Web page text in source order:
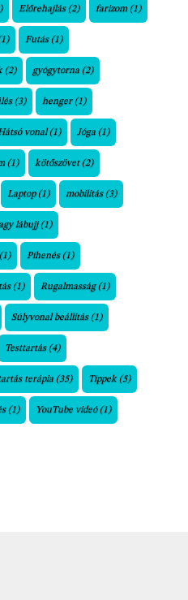
Előrehajlás(2) farizom(1)
Futás(1)
(2) gyógytorna(2)
(3) henger(1)
vonal(1) Jóga(1)
(1) kötőszövet(2)
Laptop(1) mobilitás(3)
lábujj(1)
Pihenés(1)
(1) Rugalmasság(1)
Súlyvonal beállítás(1)
Testtartás(4)
terápia(35) Tippek(5)
(1) YouTube videó(1)